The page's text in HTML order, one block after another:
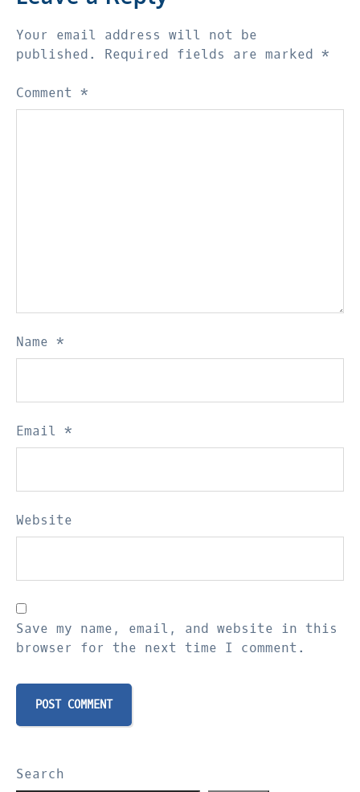
Your email address will not be
published.
Required fields are marked *
Comment *
Name *
Email *
Website
Save my name, email, and website in this
browser for the next time I comment.
Search